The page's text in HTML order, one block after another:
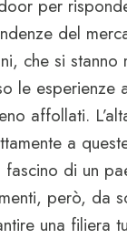
per
del
che si stanno
le esperienze
affollati.
a
di un
però, da
una filiera